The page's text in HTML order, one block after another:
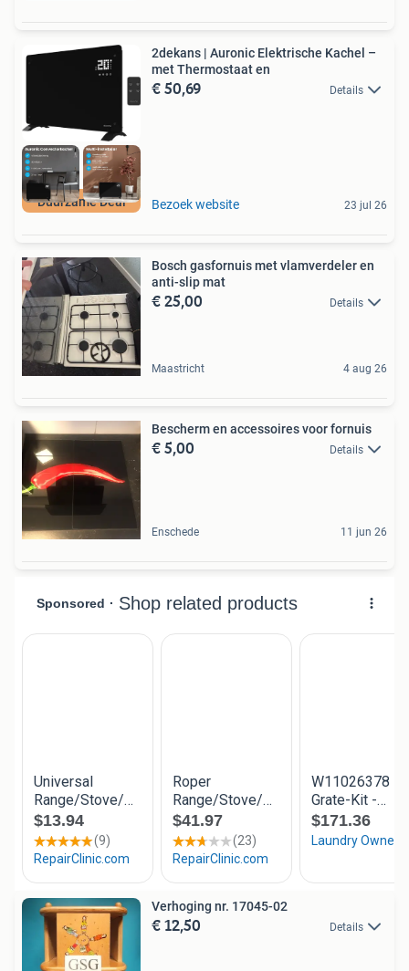
Duurzame Deal
2dekans | Auronic Elektrische Kachel –
met Thermostaat en
€ 50,69 Details
Bezoek website 23 jul 26
Bosch gasfornuis met vlamverdeler en
anti-slip mat
€ 25,00 Details
Maastricht 4 aug 26
Bescherm en accessoires voor fornuis
€ 5,00 Details
Enschede 11 jun 26
Verhoging nr. 17045-02
€ 12,50 Details